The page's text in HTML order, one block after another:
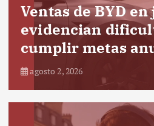
Ventas de BYD
evidencian
cumplir metas
agosto 2, 2026